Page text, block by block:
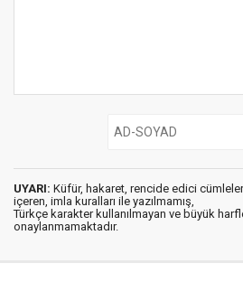
UYARI: Küfür, hakaret, rencide edici
içeren, imla kuralları ile yazılmamış,
Türkçe karakter kullanılmayan ve büyük
onaylanmamaktadır.